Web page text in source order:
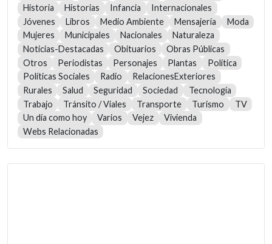
Historia
Historias Infancia
Internacionales
Jóvenes
Libros Medio Ambiente Mensajería
Moda
Mujeres
Municipales Nacionales
Naturaleza
Noticias-Destacadas
Obituarios
Obras Públicas
Otros
Periodistas Personajes Plantas
Política
Políticas Sociales
Radio
RelacionesExteriores
Rurales
Salud Seguridad Sociedad
Tecnología
Trabajo
Tránsito / Viales Transporte Turismo
TV
Un día como hoy
Varios Vejez
Vivienda
Webs Relacionadas